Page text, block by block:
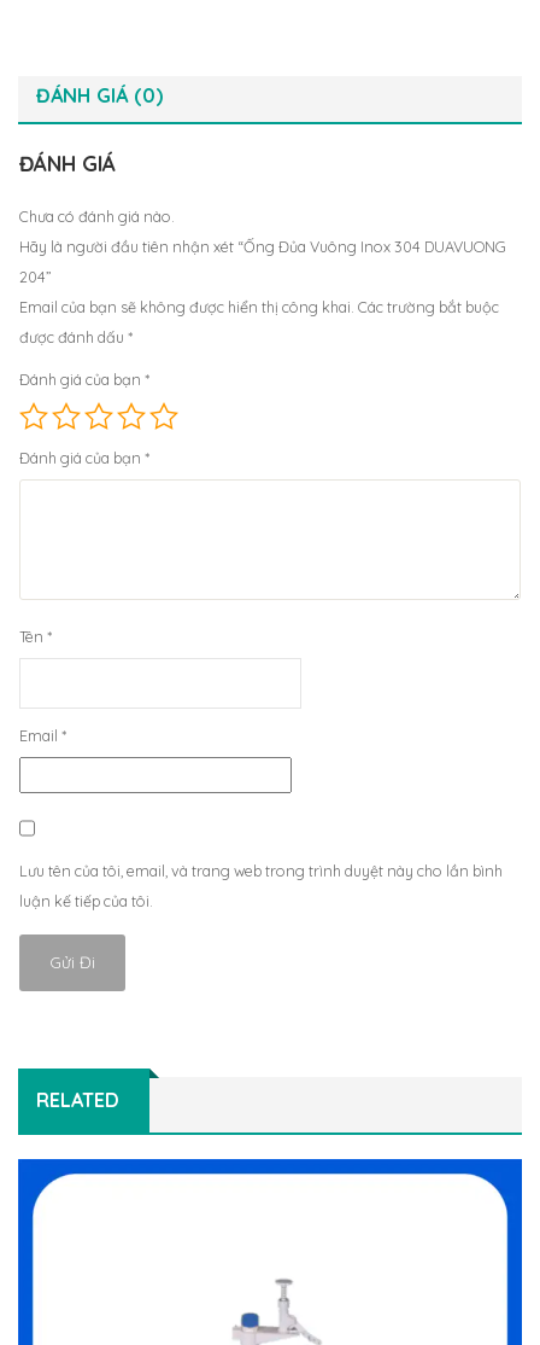
ĐÁNH GIÁ (0)
ĐÁNH GIÁ
Chưa có đánh giá nào.
Hãy là người đầu tiên nhận xét “Ống Đủa Vuông Inox 304 DUAVUONG
204”
Email của bạn sẽ không được hiển thị công khai. Các trường bắt buộc
được đánh dấu *
Đánh giá của bạn *
Đánh giá của bạn *
Tên *
Email *
Lưu tên của tôi, email, và trang web trong trình duyệt này cho lần bình
luận kế tiếp của tôi.
RELATED